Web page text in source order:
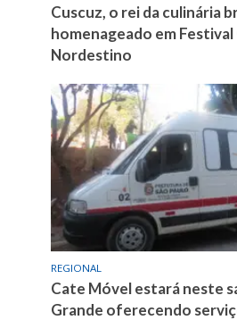
Cuscuz, o rei da culinária
homenageado em
Nordestino
REGIONAL
Cate Móvel estará neste
Grande oferecendo